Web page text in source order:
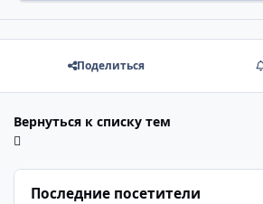
Поделиться
Вернуться к списку тем
Последние посетители